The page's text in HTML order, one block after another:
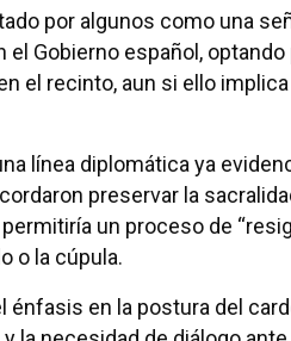
por algunos como una
Gobierno español,
el recinto, aun si ello
línea diplomática ya
preservar la
un proceso de
o la cúpula.
énfasis en la postura del